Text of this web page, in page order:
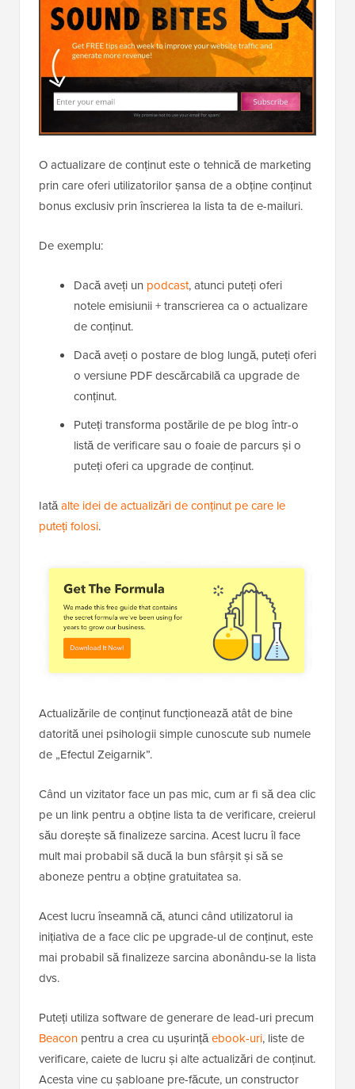
O actualizare de conținut este o tehnică de marketing
prin care oferi utilizatorilor șansa de a obține conținut
bonus exclusiv prin înscrierea la lista ta de e-mailuri.
De exemplu:
Dacă aveți un podcast, atunci puteți oferi
notele emisiunii + transcrierea ca o actualizare
de conținut.
Dacă aveți o postare de blog lungă, puteți oferi
o versiune PDF descărcabilă ca upgrade de
conținut.
Puteți transforma postările de pe blog într-o
listă de verificare sau o foaie de parcurs și o
puteți oferi ca upgrade de conținut.
Iatăalte idei de actualizări de conținut pe care le
puteți folosi.
Actualizările de conținut funcționează atât de bine
datorită unei psihologii simple cunoscute sub numele
de „Efectul Zeigarnik”.
Când un vizitator face un pas mic, cum ar fi să dea clic
pe un link pentru a obține lista ta de verificare, creierul
său dorește să finalizeze sarcina. Acest lucru îl face
mult mai probabil să ducă la bun sfârșit și să se
aboneze pentru a obține gratuitatea sa.
Acest lucru înseamnă că, atunci când utilizatorul ia
inițiativa de a face clic pe upgrade-ul de conținut, este
mai probabil să finalizeze sarcina abonându-se la lista
dvs.
Puteți utiliza software de generare de lead-uri precum
Beacon pentru a crea cu ușurințăebook-uri, liste de
verificare, caiete de lucru și alte actualizări de conținut.
Acesta vine cu șabloane pre-făcute, un constructor